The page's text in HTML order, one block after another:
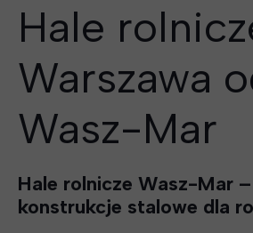
Hale
Warszawa
Wasz-Mar
Hale rolnicze Wasz-Mar –
konstrukcje stalowe dla